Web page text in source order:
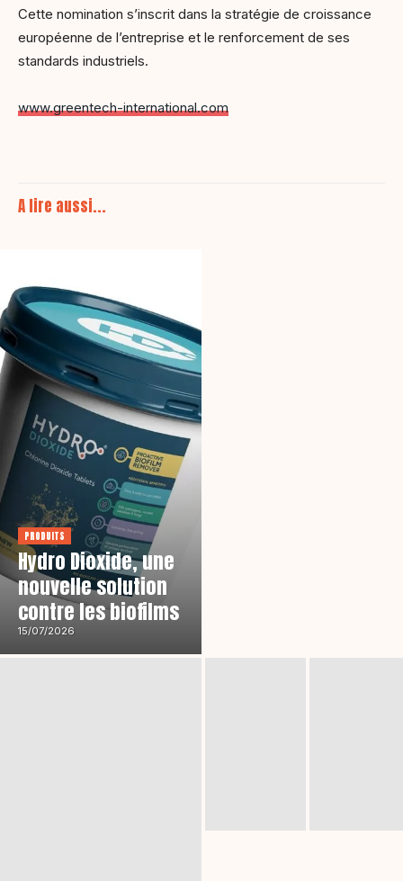
Cette nomination s’inscrit dans la stratégie de croissance
européenne de l’entreprise et le renforcement de ses
standards industriels.
www.greentech-international.com
A lire aussi...
PRODUITS
Hydro Dioxide, une
nouvelle solution
contre les biofilms
15/07/2026